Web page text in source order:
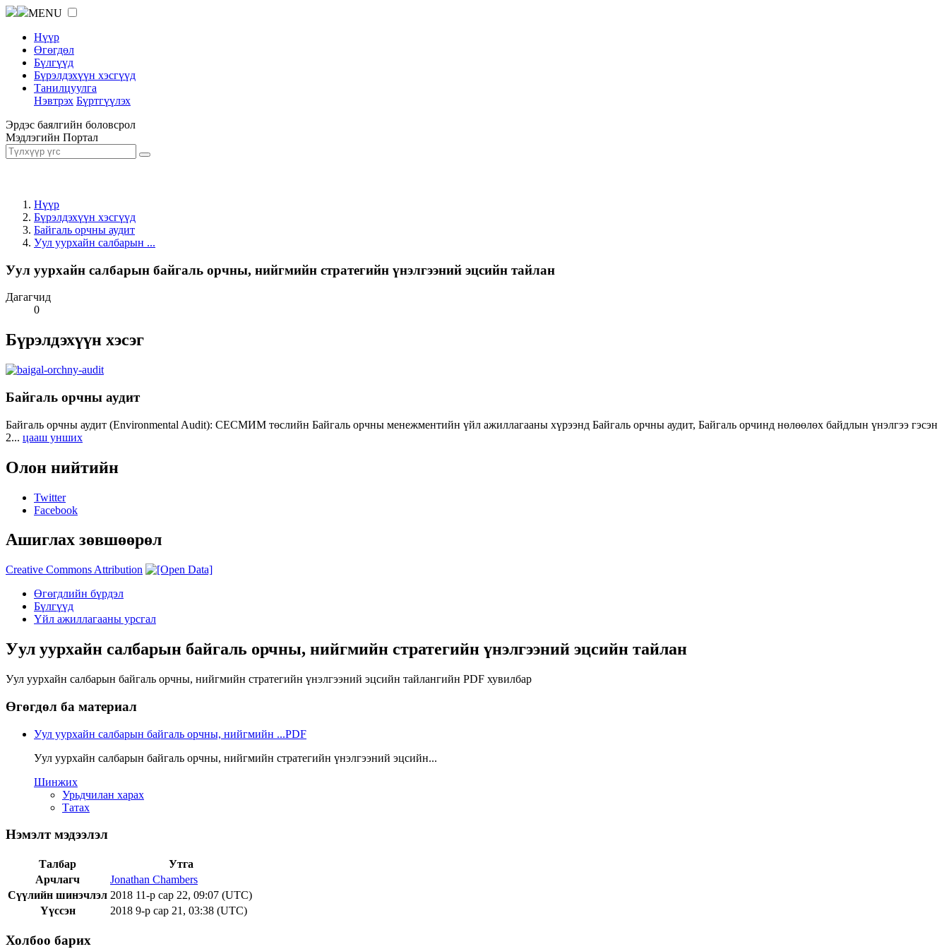
MENU
Нүүр
Өгөгдөл
Бүлгүүд
Бүрэлдэхүүн хэсгүүд
Танилцуулга
Нэвтрэх Бүртгүүлэх
Эрдэс баялгийн боловсрол
Мэдлэгийн Портал
Нүүр
Бүрэлдэхүүн хэсгүүд
Байгаль орчны аудит
Уул уурхайн салбарын ...
Уул уурхайн салбарын байгаль орчны, нийгмийн стратегийн үнэлгээний эцсийн тайлан
Дагагчид
0
Бүрэлдэхүүн хэсэг
Байгаль орчны аудит
Байгаль орчны аудит (Environmental Audit): СЕСМИМ төслийн Байгаль орчны менежментийн үйл ажиллагааны хүрээнд Байгаль орчны аудит, Байгаль орчинд нөлөөлөх байдлын үнэлгээ гэсэн
2... цааш унших
Олон нийтийн
Twitter
Facebook
Ашиглах зөвшөөрөл
Creative Commons Attribution
Өгөгдлийн бүрдэл
Бүлгүүд
Үйл ажиллагааны урсгал
Уул уурхайн салбарын байгаль орчны, нийгмийн стратегийн үнэлгээний эцсийн тайлан
Уул уурхайн салбарын байгаль орчны, нийгмийн стратегийн үнэлгээний эцсийн тайлангийн PDF хувилбар
Өгөгдөл ба материал
Уул уурхайн салбарын байгаль орчны, нийгмийн ...PDF
Уул уурхайн салбарын байгаль орчны, нийгмийн стратегийн үнэлгээний эцсийн...
Шинжих
Урьдчилан харах
Татах
Нэмэлт мэдээлэл
Талбар
Утга
Арчлагч
Jonathan Chambers
Сүүлийн шинэчлэл 2018 11-р сар 22, 09:07 (UTC)
Үүссэн
2018 9-р сар 21, 03:38 (UTC)
Холбоо барих